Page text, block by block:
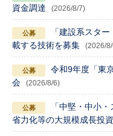
資金調達
(2026/8/7)
「建設系スタ
載する技術を募集
(2026/
令和9年度「東
会
(2026/8/6)
「中堅・中小
省力化等の大規模成長投資